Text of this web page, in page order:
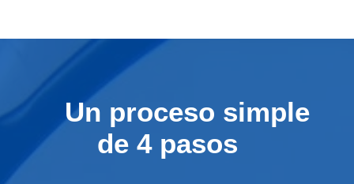
Un proceso simple
de 4 pasos